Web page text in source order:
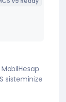
sisteminize